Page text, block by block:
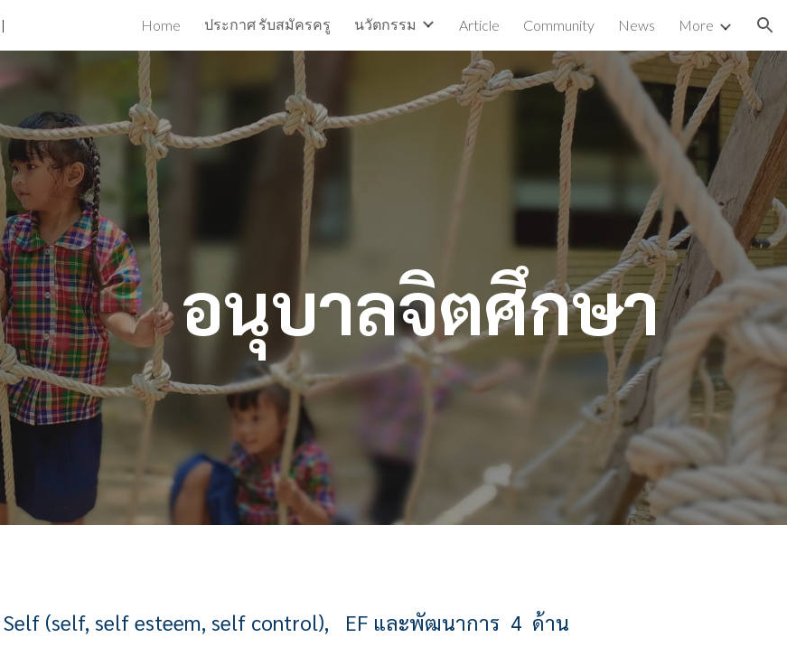
main content Skip to navigation
Home ประกาศ รับสมัครครู นวัตกรรม Article Community News More
ลจิตศึกษา
(self, self esteem, self control), EF และพัฒนาการ 4 ด้าน